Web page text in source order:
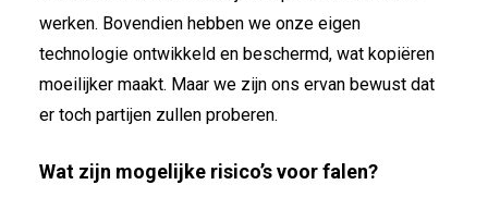
werken. Bovendien hebben we onze eigen
technologie ontwikkeld en beschermd, wat kopiëren
moeilijker maakt. Maar we zijn ons ervan bewust dat
er toch partijen zullen proberen.
Wat zijn mogelijke risico’s voor falen?